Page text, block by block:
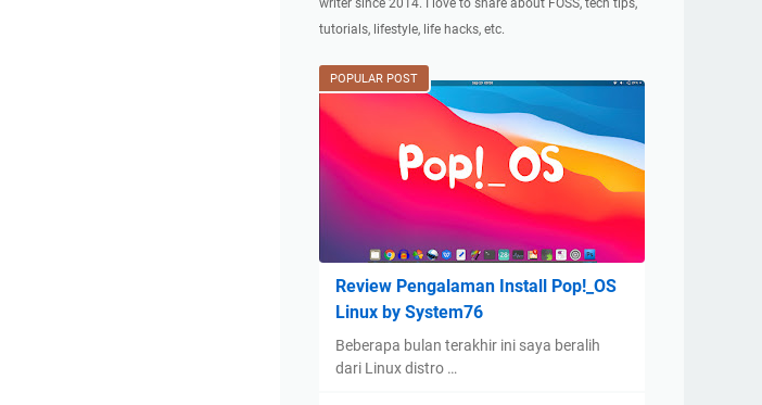
writer since 2014. I love to share about FOSS, tech tips,
tutorials, lifestyle, life hacks, etc.
POPULAR POST
Review Pengalaman Install Pop!_OS
Linux by System76
Beberapa bulan terakhir ini saya beralih
dari Linux distro …